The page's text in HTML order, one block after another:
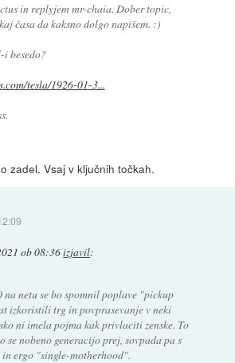
in replyjem mr-chaia. Dober topic,
časa da kaksno dolgo napišem. :)
besedo?
tesla/1926-01-3...
zadel. Vsaj v ključnih točkah.
ob 08:36izjavil:
netu se bo spomnil poplave "pickup
izkoristili trg in povprasevanje v neki
ni imela pojma kak privlaciti zenske. To
se nobeno generacijo prej, sovpada pa s
ergo "single-motherhood".